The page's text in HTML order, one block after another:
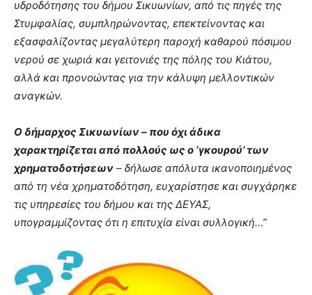
υδροδότησης του δήμου Σικυωνίων, από τις πηγές της
Στυμφαλίας, συμπληρώνοντας, επεκτείνοντας και
εξασφαλίζοντας μεγαλύτερη παροχή καθαρού πόσιμου
νερού σε χωριά και γειτονιές της πόλης του Κιάτου,
αλλά και προνοώντας για την κάλυψη μελλοντικών
αναγκών.
Ο δήμαρχος Σικυωνίων – που όχι άδικα
χαρακτηρίζεται από πολλούς ως ο ‘γκουρού’ των
χρηματοδοτήσεων – δήλωσε απόλυτα ικανοποιημένος
από τη νέα χρηματοδότηση, ευχαρίστησε και συγχάρηκε
τις υπηρεσίες του δήμου και της ΔΕΥΑΣ,
υπογραμμίζοντας ότι η επιτυχία είναι συλλογική…”